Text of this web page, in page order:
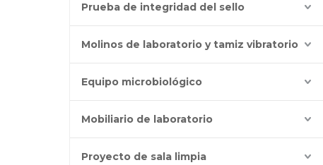
Prueba de integridad del sello
Molinos de laboratorio y tamiz vibratorio
Equipo microbiológico
Mobiliario de laboratorio
Proyecto de sala limpia